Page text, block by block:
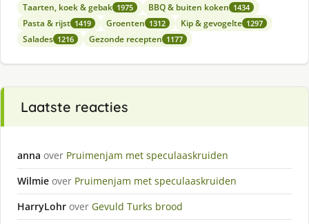
Taarten, koek & gebak 1975 BBQ & buiten koken 1434
Pasta & rijst 1419 Groenten 1312 Kip & gevogelte 1297
Salades 1216 Gezonde recepten 1177
Laatste reacties
anna over Pruimenjam met speculaaskruiden
Wilmie over Pruimenjam met speculaaskruiden
HarryLohr over Gevuld Turks brood